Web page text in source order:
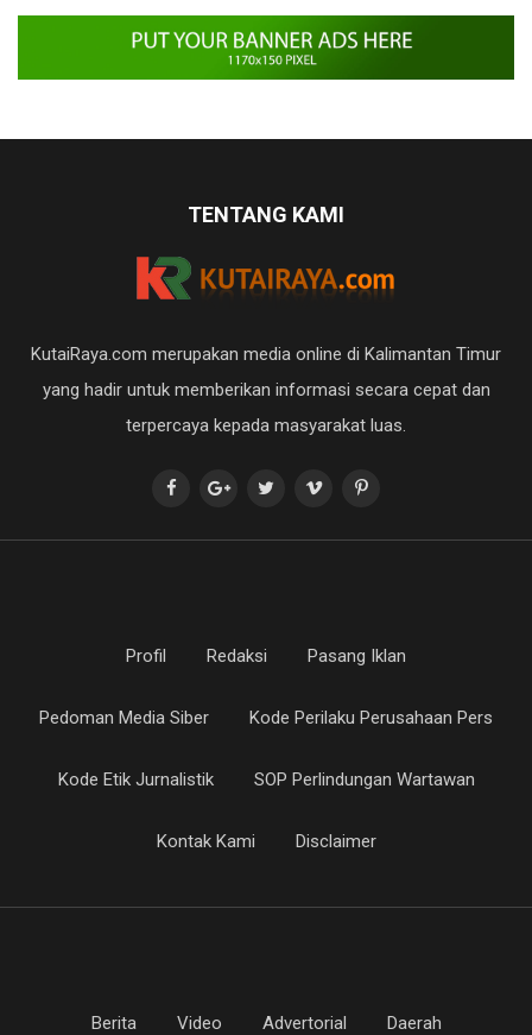
TENTANG KAMI
KutaiRaya.com merupakan media online di Kalimantan Timur
yang hadir untuk memberikan informasi secara cepat dan
terpercaya kepada masyarakat luas.
Profil Redaksi Pasang Iklan
Pedoman Media Siber Kode Perilaku Perusahaan Pers
Kode Etik Jurnalistik SOP Perlindungan Wartawan
Kontak Kami Disclaimer
Berita Video Advertorial Daerah